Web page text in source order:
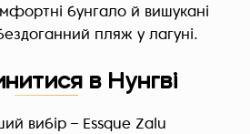
бунгало й вишукані
пляж у лагуні.
в Нунгві
вибір – Essque Zalu